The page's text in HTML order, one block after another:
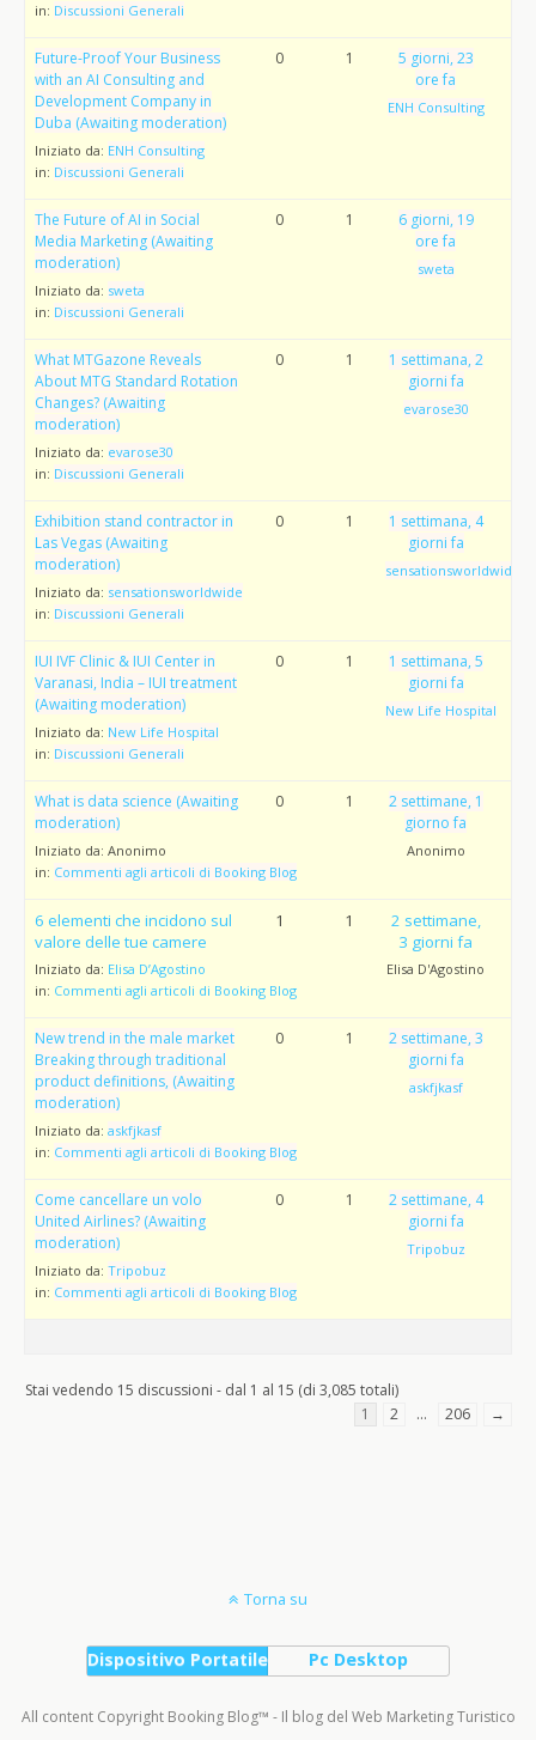
in: Discussioni Generali
Future-Proof Your Business
with an AI Consulting and
Development Company in
Duba (Awaiting moderation)
Iniziato da: ENH Consulting
in: Discussioni Generali
0 1
5 giorni, 23
ore fa
ENH Consulting
The Future of AI in Social
Media Marketing (Awaiting
moderation)
Iniziato da: sweta
in: Discussioni Generali
0 1
6 giorni, 19
ore fa
sweta
What MTGazone Reveals
About MTG Standard Rotation
Changes? (Awaiting
moderation)
Iniziato da: evarose30
in: Discussioni Generali
0 1
1 settimana, 2
giorni fa
evarose30
Exhibition stand contractor in
Las Vegas (Awaiting
moderation)
Iniziato da: sensationsworldwide
in: Discussioni Generali
0 1
1 settimana, 4
giorni fa
sensationsworldwide
IUI IVF Clinic & IUI Center in
Varanasi, India – IUI treatment
(Awaiting moderation)
Iniziato da: New Life Hospital
in: Discussioni Generali
0 1
1 settimana, 5
giorni fa
New Life Hospital
What is data science (Awaiting
moderation)
Iniziato da: Anonimo
in: Commenti agli articoli di Booking Blog
0 1
2 settimane, 1
giorno fa
Anonimo
6 elementi che incidono sul
valore delle tue camere
Iniziato da: Elisa D’Agostino
in: Commenti agli articoli di Booking Blog
1 1
2 settimane,
3 giorni fa
Elisa D'Agostino
New trend in the male market
Breaking through traditional
product definitions, (Awaiting
moderation)
Iniziato da: askfjkasf
in: Commenti agli articoli di Booking Blog
0 1
2 settimane, 3
giorni fa
askfjkasf
Come cancellare un volo
United Airlines? (Awaiting
moderation)
Iniziato da: Tripobuz
in: Commenti agli articoli di Booking Blog
0 1
2 settimane, 4
giorni fa
Tripobuz
Stai vedendo 15 discussioni - dal 1 al 15 (di 3,085 totali)
1
2 … 206 →
Torna su
Dispositivo Portatile Pc Desktop
All content Copyright Booking Blog™ - Il blog del Web Marketing Turistico